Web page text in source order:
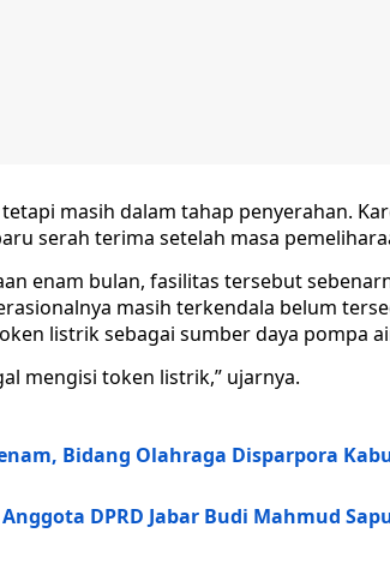
masih dalam tahap penyerahan.
serah terima setelah masa
enam bulan, fasilitas tersebut
masih terkendala belum
listrik sebagai sumber daya pompa
mengisi token listrik,” ujarnya.
Bidang Olahraga Disparpora
DPRD Jabar Budi Mahmud